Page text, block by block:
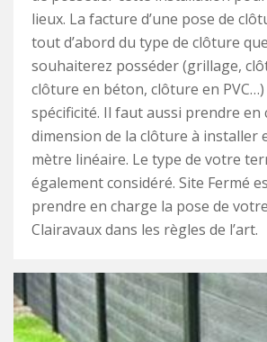
lieux. La facture d’une pose de
tout d’abord du type de clôture
souhaiterez posséder (grillage,
clôture en béton, clôture en PVC…)
spécificité. Il faut aussi prendre en
dimension de la clôture à installer
mètre linéaire. Le type de votre
également considéré. Site Fermé
prendre en charge la pose de
Clairavaux dans les règles de l’art.